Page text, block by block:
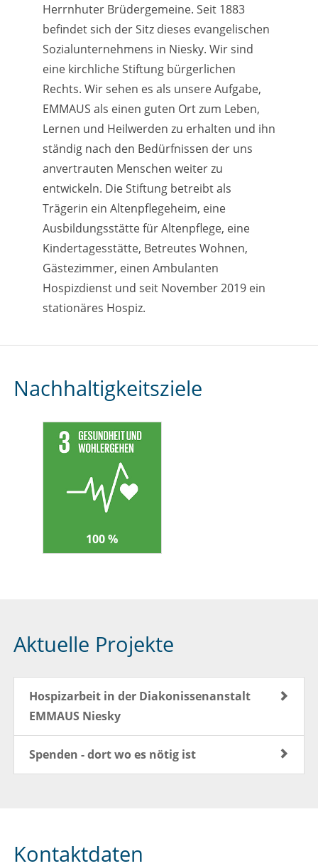
Herrnhuter Brüdergemeine. Seit 1883
befindet sich der Sitz dieses evangelischen
Sozialunternehmens in Niesky. Wir sind
eine kirchliche Stiftung bürgerlichen
Rechts. Wir sehen es als unsere Aufgabe,
EMMAUS als einen guten Ort zum Leben,
Lernen und Heilwerden zu erhalten und ihn
ständig nach den Bedürfnissen der uns
anvertrauten Menschen weiter zu
entwickeln. Die Stiftung betreibt als
Trägerin ein Altenpflegeheim, eine
Ausbildungsstätte für Altenpflege, eine
Kindertagesstätte, Betreutes Wohnen,
Gästezimmer, einen Ambulanten
Hospizdienst und seit November 2019 ein
stationäres Hospiz.
Nachhaltigkeitsziele
100 %
Aktuelle Projekte
Hospizarbeit in der Diakonissenanstalt
EMMAUS Niesky
Spenden - dort wo es nötig ist
Kontaktdaten